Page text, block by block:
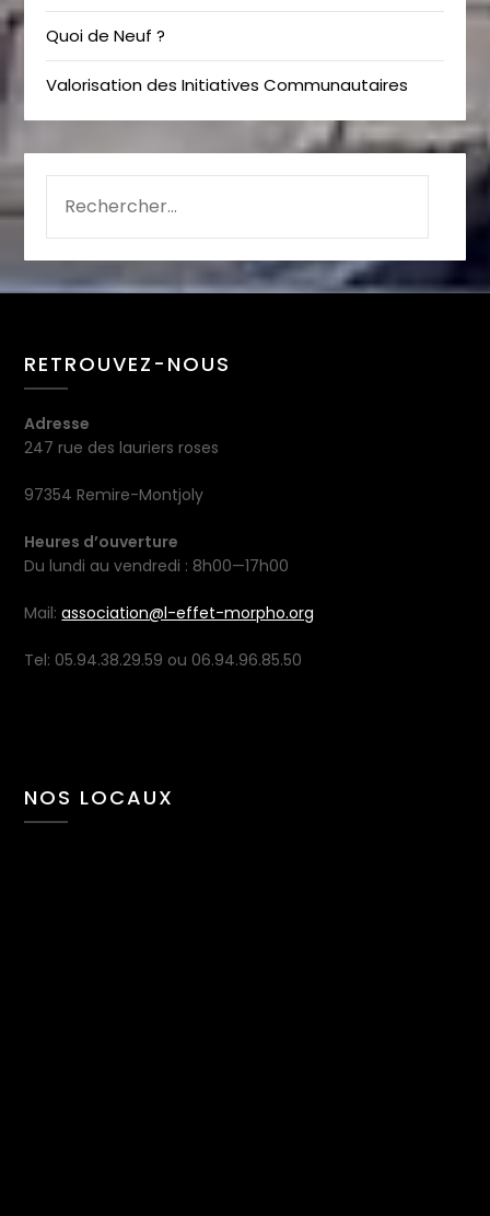
Quoi de Neuf ?
Valorisation des Initiatives Communautaires
RETROUVEZ-NOUS
Adresse
247 rue des lauriers roses
97354 Remire-Montjoly
Heures d’ouverture
Du lundi au vendredi : 8h00—17h00
Mail:association@l-effet-morpho.org
Tel: 05.94.38.29.59 ou 06.94.96.85.50
NOS LOCAUX